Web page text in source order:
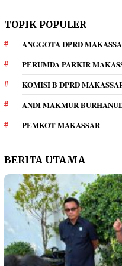
TOPIK POPULER
ANGGOTA DPRD
PERUMDA PARKIR
KOMISI B DPRD
ANDI MAKMUR
PEMKOT MAKASSAR
BERITA UTAMA